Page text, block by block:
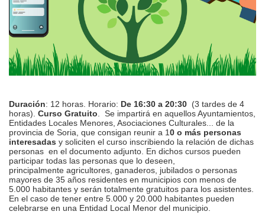
Duración: 12 horas. Horario: De 16:30 a 20:30 (3 tardes de 4
horas). Curso Gratuito . Se impartirá en aquellos Ayuntamientos,
Entidades Locales Menores, Asociaciones Culturales... de la
provincia de Soria, que consigan reunir a 10 o más personas
interesadas y soliciten el curso inscribiendo la relación de dichas
personas en el documento adjunto. En dichos cursos pueden
participar todas las personas que lo deseen,
principalmente agricultores, ganaderos, jubilados o personas
mayores de 35 años residentes en municipios con menos de
5.000 habitantes y serán totalmente gratuitos para los asistentes.
En el caso de tener entre 5.000 y 20.000 habitantes pueden
celebrarse en una Entidad Local Menor del municipio.